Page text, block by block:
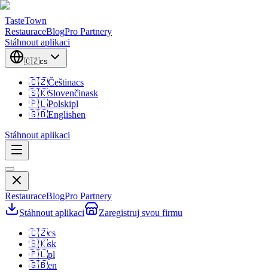
TasteTown
RestauraceBlogPro Partnery
Stáhnout aplikaci
🇨🇿cs
🇨🇿Češtinacs
🇸🇰Slovenčinask
🇵🇱Polskipl
🇬🇧Englishen
Stáhnout aplikaci
RestauraceBlogPro Partnery
Stáhnout aplikaci
Zaregistruj svou firmu
🇨🇿cs
🇸🇰sk
🇵🇱pl
🇬🇧en